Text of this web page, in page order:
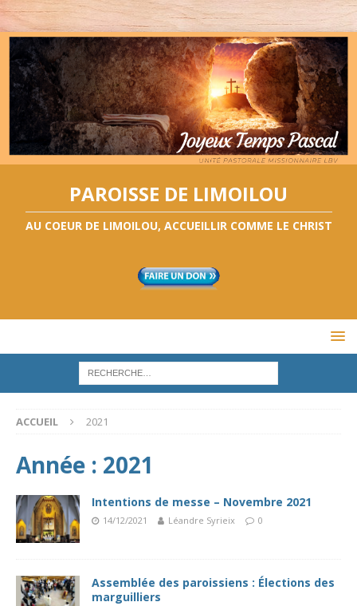
PAROISSE DE LIMOILOU
AU COEUR DE LIMOILOU, ACCUEILLIR COMME LE CHRIST
ACCUEIL 2021
Année : 2021
Intentions de messe – Novembre 2021
14/12/2021 Léandre Syrieix 0
Assemblée des paroissiens : Élections des
marguilliers